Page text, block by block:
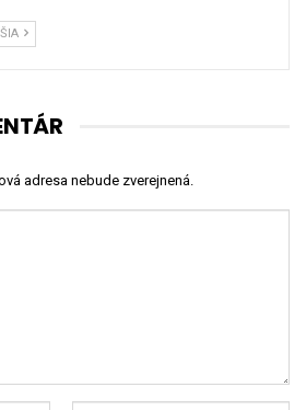
adresa nebude zverejnená.